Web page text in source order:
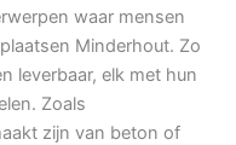
waar mensen
Minderhout. Zo
leverbaar, elk met hun
Zoals
zijn van beton of